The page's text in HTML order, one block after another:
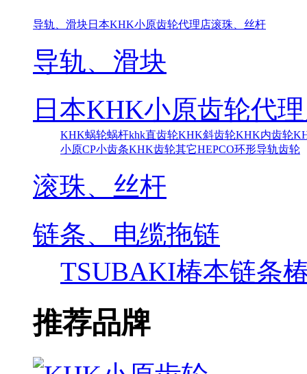
导轨、滑块日本KHK小原齿轮代理店滚珠、丝杆
导轨、滑块
日本KHK小原齿轮代
KHK蜗轮蜗杆khk直齿轮KHK斜齿轮KHK内齿轮
小原CP小齿条KHK齿轮其它HEPCO环形导轨齿轮
滚珠、丝杆
链条、电缆拖链
TSUBAKI椿本链条
推荐品牌